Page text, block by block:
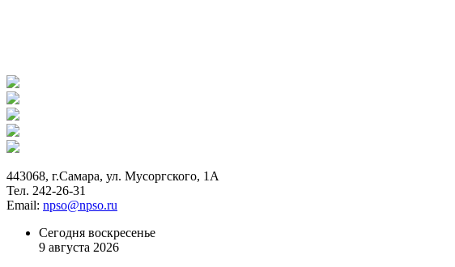
443068, г.Самара, ул. Мусоргского, 1А
Тел. 242-26-31
Email: npso@npso.ru
Сегодня воскресенье
9 августа 2026